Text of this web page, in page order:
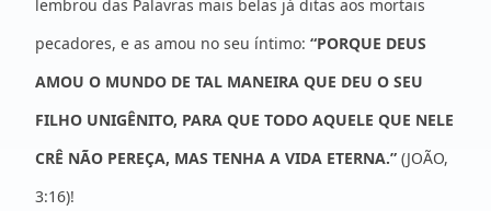
lembrou das Palavras mais belas já ditas aos mortais
pecadores, e as amou no seu íntimo: “PORQUE DEUS
AMOU O MUNDO DE TAL MANEIRA QUE DEU O SEU
FILHO UNIGÊNITO, PARA QUE TODO AQUELE QUE NELE
CRÊ NÃO PEREÇA, MAS TENHA A VIDA ETERNA.” (JOÃO,
3:16)!